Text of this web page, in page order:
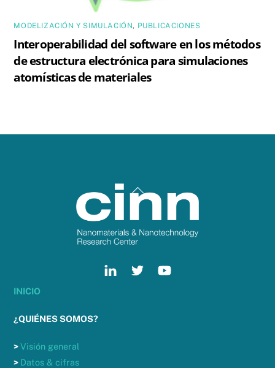
MODELIZACIÓN Y SIMULACIÓN, PUBLICACIONES
Interoperabilidad del software en los métodos
de estructura electrónica para simulaciones
atomísticas de materiales
Back
To
Top
INICIO
¿QUIÉNES SOMOS?
>Visión general
> Datos & cifras